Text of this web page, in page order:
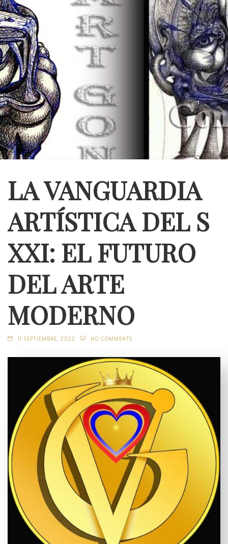
LA VANGUARDIA
ARTÍSTICA DEL S
XXI: EL FUTURO
DEL ARTE
MODERNO
11 SEPTIEMBRE, 2022 NO COMMENTS